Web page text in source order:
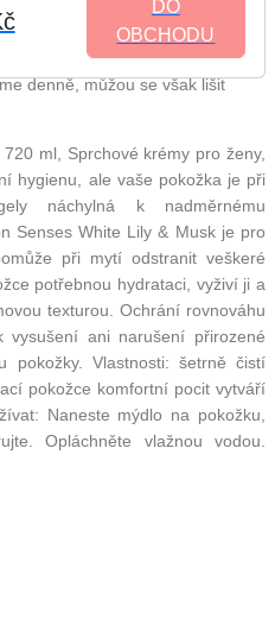
DO
OBCHODU
denně, můžou se však lišit
ml, Sprchové krémy pro ženy,
hygienu, ale vaše pokožka je při
náchylná k nadměrnému
Senses White Lily & Musk je pro
při mytí odstranit veškeré
potřebnou hydrataci, vyživí ji a
texturou. Ochrání rovnováhu
ani narušení přirozené
pokožky. Vlastnosti: šetrně čistí
pokožce komfortní pocit vytváří
Naneste mýdlo na pokožku,
Opláchněte vlažnou vodou.